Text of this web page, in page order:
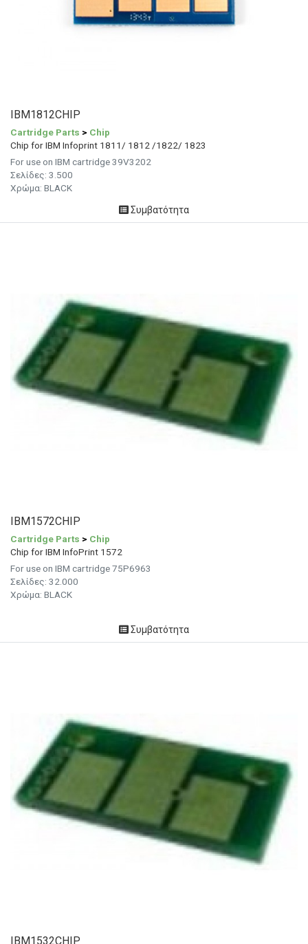
IBM1812CHIP
Cartridge Parts > Chip
Chip for IBM Infoprint 1811/ 1812 /1822/ 1823
For use on IBM cartridge 39V3202
Σελίδες: 3.500
Χρώμα: BLACK
Συμβατότητα
IBM1572CHIP
Cartridge Parts > Chip
Chip for IBM InfoPrint 1572
For use on IBM cartridge 75P6963
Σελίδες: 32.000
Χρώμα: BLACK
Συμβατότητα
IBM1532CHIP